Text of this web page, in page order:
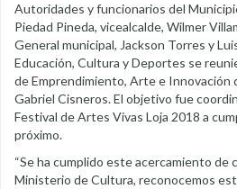
Autoridades y funcionarios del
Piedad Pineda, vicealcalde, Wilmer
General municipal, Jackson Torres y
Educación, Cultura y Deportes se
de Emprendimiento, Arte e Innovación
Gabriel Cisneros. El objetivo fue
Festival de Artes Vivas Loja 2018 a
próximo.
“Se ha cumplido este acercamiento de
Ministerio de Cultura, reconocemos